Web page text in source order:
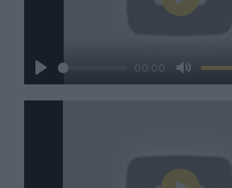
Play
00:00
Mute
Play